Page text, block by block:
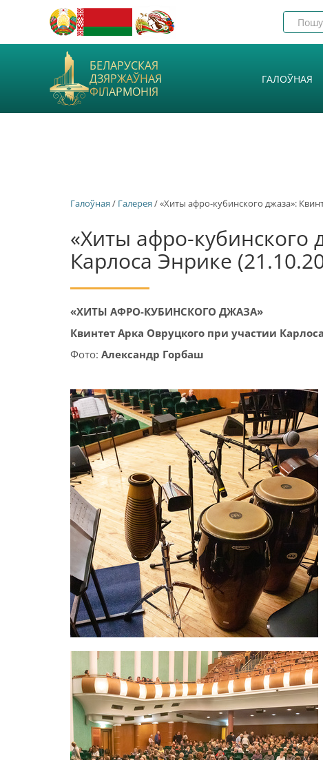
БЕЛАРУСКАЯ
ДЗЯРЖАЎНАЯ
ФІЛАРМОНІЯ
ГАЛОЎНАЯ
Галоўная / Галерея / «Хиты афро-кубинского джаза»:
«Хиты афро-кубинского
Карлоса Энрике
«ХИТЫ АФРО-КУБИНСКОГО ДЖАЗА»
Квинтет Арка Овруцкого при участии
Фото: Александр Горбаш